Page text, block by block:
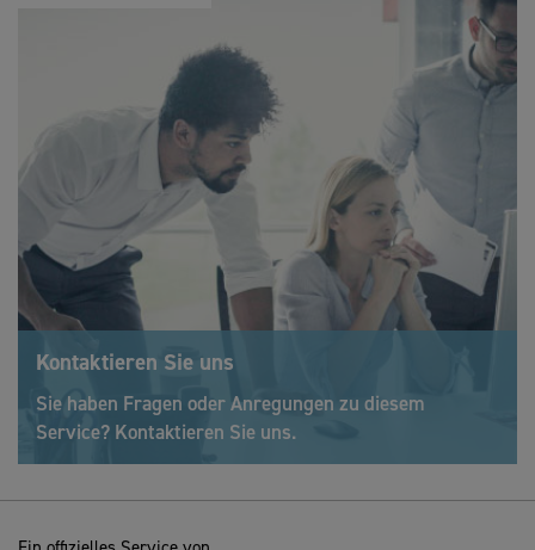
Kontaktieren Sie uns
Sie haben Fragen oder Anregungen zu diesem
Service? Kontaktieren Sie uns.